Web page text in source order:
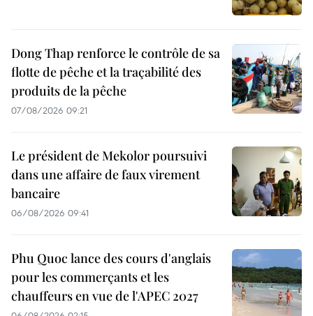
Dong Thap renforce le contrôle de sa
flotte de pêche et la traçabilité des
produits de la pêche
07/08/2026 09:21
Le président de Mekolor poursuivi
dans une affaire de faux virement
bancaire
06/08/2026 09:41
Phu Quoc lance des cours d'anglais
pour les commerçants et les
chauffeurs en vue de l'APEC 2027